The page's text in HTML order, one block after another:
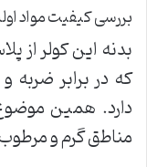
بررسی کیفیت مواد
بدنه این کولر از
که در برابر ضربه
دارد. همین
مناطق گرم و